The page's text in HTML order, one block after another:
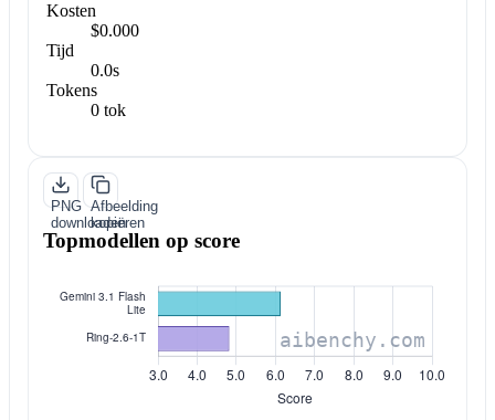
Kosten
$0.000
Tijd
0.0s
Tokens
0 tok
PNG
downloaden
Afbeelding
kopiëren
Topmodellen op score